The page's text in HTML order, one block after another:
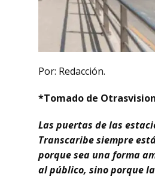
Por: Redacción.
*Tomado de
Las puertas de las
Transcaribe siempre
porque sea una forma
al público, sino porque